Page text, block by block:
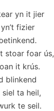
yn it jier
fizier
stoar foar ús,
it krús.
blinkend
ta heil,
te seil.